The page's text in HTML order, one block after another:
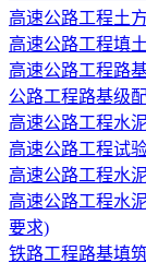
高速公路工程土
高速公路工程填
高速公路工程路
公路工程路基级
高速公路工程水
高速公路工程试
高速公路工程水
高速公路工程水
要求)
铁路工程路基填